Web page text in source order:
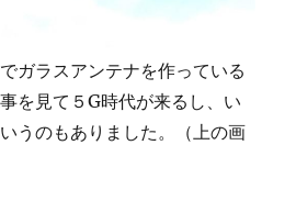
ガラスアンテナを作っている
を見て５G時代が来るし、い
うのもありました。（上の画